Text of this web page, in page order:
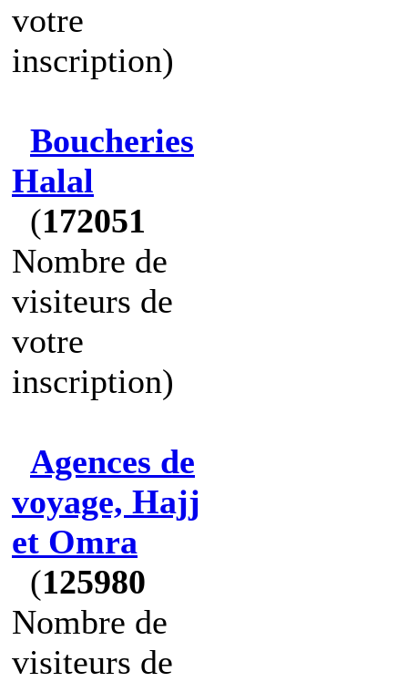
votre
inscription)
Boucheries
Halal
(172051
Nombre de
visiteurs de
votre
inscription)
Agences de
voyage, Hajj
et Omra
(125980
Nombre de
visiteurs de